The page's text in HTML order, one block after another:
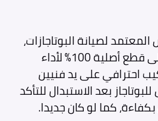
لصيانة البوتاجازات،
نعتمد اعتمادًا كليًا على قطع أصلية 100% لأداء
احترافي على يد فنيين
بعد الاستبدال للتأكد
كما لو كان جديدا.